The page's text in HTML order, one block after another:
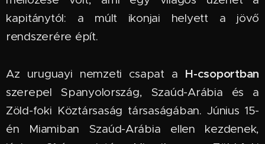
kapitánytól: a múlt ikonjai helyett a jövő
rendszerére épít.
Az uruguayi nemzeti csapat a H-csoportban
szerepel Spanyolország, Szaúd-Arábia és a
Zöld-foki Köztársaság társaságában. Június 15-
én Miamiban Szaúd-Arábia ellen kezdenek,